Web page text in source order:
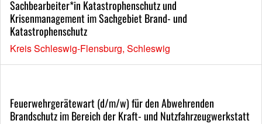
Sachbearbeiter*in Katastrophenschutz und
Krisenmanagement im Sachgebiet Brand- und
Katastrophenschutz
Kreis Schleswig-Flensburg, Schleswig
Feuerwehrgerätewart (d/m/w) für den Abwehrenden
Brandschutz im Bereich der Kraft- und Nutzfahrzeugwerkstatt